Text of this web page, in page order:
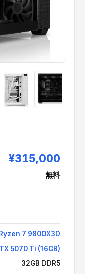
¥315,000
無料
¥315,000
Ryzen 7 9800X3D
5070 Ti (16GB)
32GB DDR5